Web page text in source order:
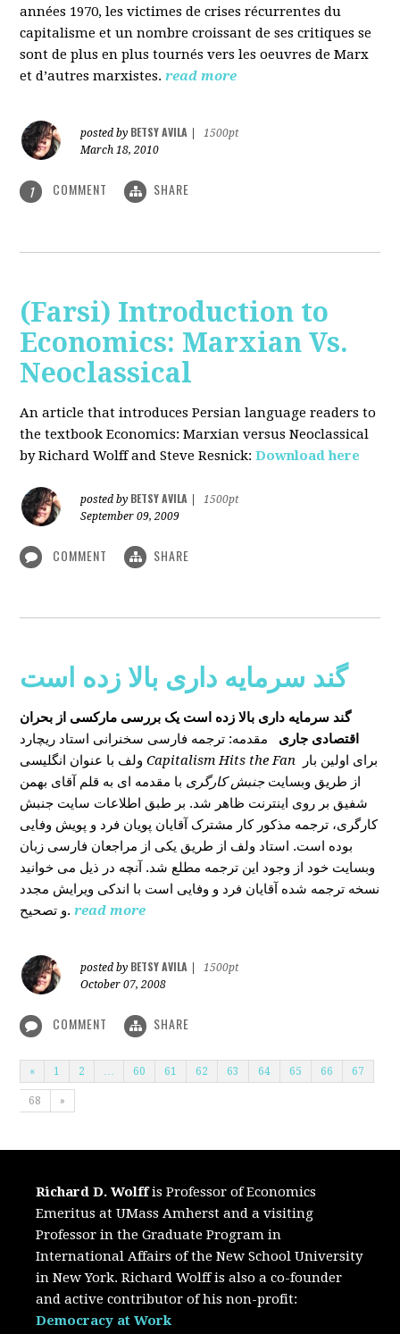
années 1970, les victimes de crises récurrentes du
capitalisme et un nombre croissant de ses critiques se
sont de plus en plus tournés vers les oeuvres de Marx
et d’autres marxistes. read more
posted by BETSY AVILA
1500pt
March 18, 2010
1 COMMENT SHARE
(Farsi) Introduction to
Economics: Marxian Vs.
Neoclassical
An article that introduces Persian language readers to
the textbook Economics: Marxian versus Neoclassical
by Richard Wolff and Steve Resnick:Download here
posted by BETSY AVILA
1500pt
September 09, 2009
COMMENT SHARE
گند سرمایه داری بالا زده است
گند سرمایه داری بالا زده است یک بررسی مارکسی از بحران
اقتصادی جاری
مقدمه: ترجمه فارسی سخنرانی استاد ریچارد
ولف با عنوان انگلیسیCapitalism Hits the Fan
از طریق وبسایتجنبش کارگری با مقدمه ای به قلم آقای بهمن
شفیق بر روی اینترنت ظاهر شد. بر طبق اطلاعات سایت جنبش
کارگری، ترجمه مذکور کار مشترک آقایان پویان فرد و پویش وفایی
بوده است. استاد ولف از طریق یکی از مراجعان فارسی زبان
وبسایت خود از وجود این ترجمه مطلع شد. آنچه در ذیل می خوانید
نسخه ترجمه شده آقایان فرد و وفایی است با اندکی ویرایش مجدد
و تصحیح. read more
posted by BETSY AVILA
1500pt
October 07, 2008
COMMENT SHARE
« 1 2 60 61 62 63 64 65 66 67
68 »
Richard D. Wolffis Professor of Economics
Emeritus at UMass Amherst and a visiting
Professor in the Graduate Program in
International Affairs of the New School University
in New York. Richard Wolff is also a co-founder
and active contributor of his non-profit:
Democracy at Work